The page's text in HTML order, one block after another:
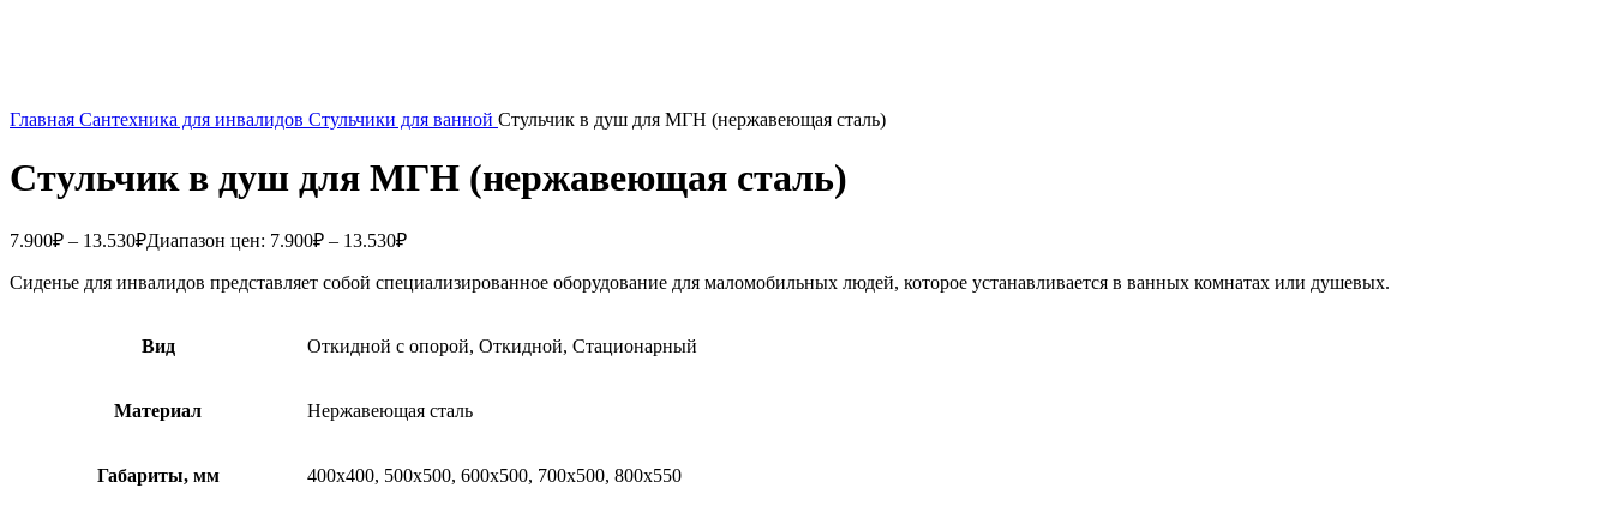
Главная Сантехника для инвалидов Стульчики для ванной Стульчик в душ для МГН (нержавеющая сталь)
Стульчик в душ для МГН (нержавеющая сталь)
7.900₽ – 13.530₽Диапазон цен: 7.900₽ – 13.530₽
Сиденье для инвалидов представляет собой специализированное оборудование для маломобильных людей, которое устанавливается в ванных комнатах или душевых.
Вид Откидной с опорой, Откидной, Стационарный
Материал Нержавеющая сталь
Габариты, мм 400х400, 500х500, 600х500, 700х500, 800х550